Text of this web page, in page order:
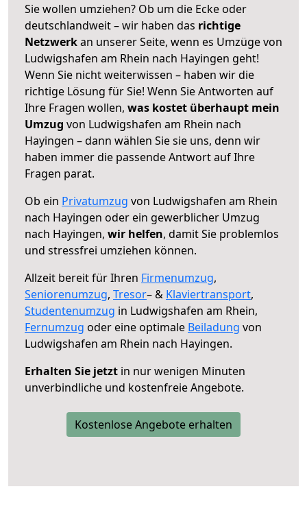
Sie wollen umziehen? Ob um die Ecke oder
deutschlandweit – wir haben das richtige
Netzwerkan unserer Seite, wenn es Umzüge von
Ludwigshafen am Rhein nach Hayingen geht!
Wenn Sie nicht weiterwissen – haben wir die
richtige Lösung für Sie! Wenn Sie Antworten auf
Ihre Fragen wollen, was kostet überhaupt mein
Umzug von Ludwigshafen am Rhein nach
Hayingen – dann wählen Sie sie uns, denn wir
haben immer die passende Antwort auf Ihre
Fragen parat.
Ob ein Privatumzug von Ludwigshafen am Rhein
nach Hayingen oder ein gewerblicher Umzug
nach Hayingen, wir helfen, damit Sie problemlos
und stressfrei umziehen können.
Allzeit bereit für Ihren Firmenumzug,
Seniorenumzug, Tresor– & Klaviertransport,
Studentenumzug in Ludwigshafen am Rhein,
Fernumzug oder eine optimale Beiladung von
Ludwigshafen am Rhein nach Hayingen.
Erhalten Sie jetzt in nur wenigen Minuten
unverbindliche und kostenfreie Angebote.
Kostenlose Angebote erhalten